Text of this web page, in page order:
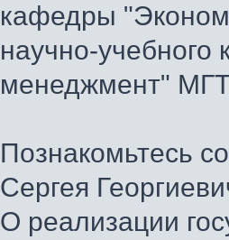
кафедры
научно-
менеджмент"
Познакомьтесь
Сергея
О реализации